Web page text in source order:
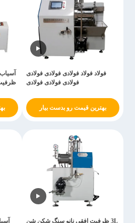
فولاد فولاد فولادی فولادی فولادی
فولادی فولادی فولادی
بهترین قیمت رو بدست بیار
3L ظرفیت افقی نانو سنگ شکن شن